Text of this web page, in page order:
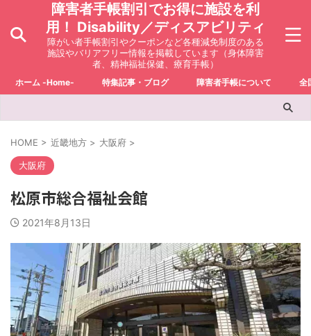
障害者手帳割引でお得に施設を利
用！ Disability／ディスアビリティ
障がい者手帳割引やクーポンなど各種減免制度のある
施設やバリアフリー情報を掲載しています（身体障害
者、精神福祉保健、療育手帳）
ホーム -Home- 特集記事・ブログ 障害者手帳について 全
HOME > 近畿地方 > 大阪府 >
大阪府
松原市総合福祉会館
2021年8月13日